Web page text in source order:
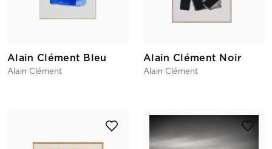
Alain Clément Bleu
Alain Clément
Alain Clément Noir
Alain Clément